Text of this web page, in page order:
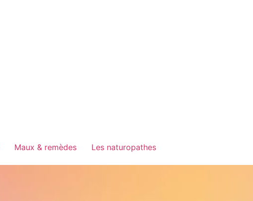
Maux & remèdes Les naturopathes